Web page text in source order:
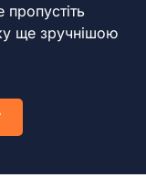
пропустіть
ще зручнішою